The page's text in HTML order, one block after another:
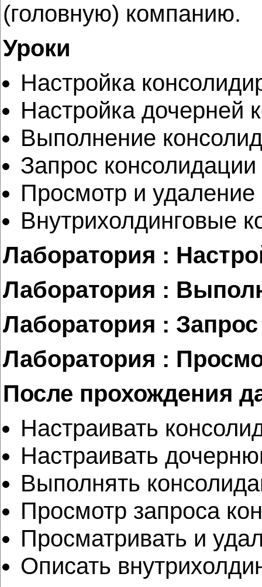
(головную) компанию.
Уроки
Настройка
Настройка дочерней
Выполнение
Запрос консолидации
Просмотр и
Внутрихолдинговые
Лаборатория :
Лаборатория :
Лаборатория :
Лаборатория :
После прохождения
Настраивать
Настраивать
Выполнять
Просмотр запроса
Просматривать и
Описать